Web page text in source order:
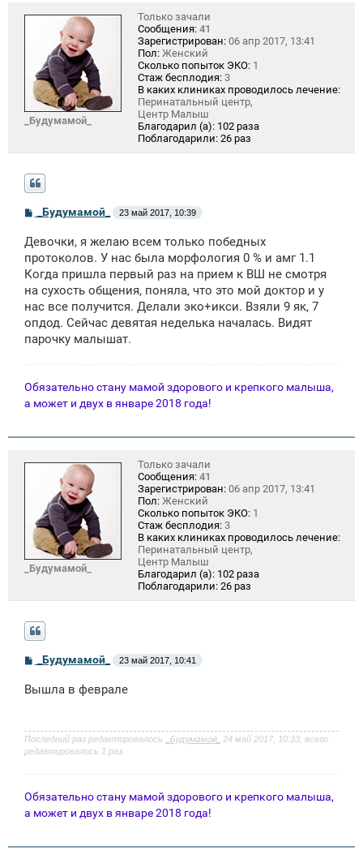
_Будумамой_
Только зачали
Сообщения: 41
Зарегистрирован: 06 апр 2017, 13:41
Пол: Женский
Сколько попыток ЭКО: 1
Стаж бесплодия: 3
В каких клиниках проводилось лечение:
Перинатальный центр,
Центр Малыш
Благодарил (а): 102 раза
Поблагодарили: 26 раз
б
щ
е
н
и
_Будумамой_ 23 май 2017, 10:39
Девочки, я желаю всем только победных
протоколов. У нас была морфология 0 % и амг 1.1
Когда пришла первый раз на прием к ВШ не смотря
на сухость общения, поняла, что это мой доктор и у
нас все получится. Делали эко+икси. Взяли 9 як, 7
опдод. Сейчас девятая неделька началась. Видят
парочку малышат.
Обязательно стану мамой здорового и крепкого малыша,
а может и двух в январе 2018 года!
_Будумамой_
Только зачали
Сообщения: 41
Зарегистрирован: 06 апр 2017, 13:41
Пол: Женский
Сколько попыток ЭКО: 1
Стаж бесплодия: 3
В каких клиниках проводилось лечение:
Перинатальный центр,
Центр Малыш
Благодарил (а): 102 раза
Поблагодарили: 26 раз
б
и
е
_Будумамой_ 23 май 2017, 10:41
Вышла в феврале
Последний раз редактировалось _Будумамой_
24 май 2017, 10:33, всего
редактировалось 1 раз.
Обязательно стану мамой здорового и крепкого малыша,
а может и двух в январе 2018 года!